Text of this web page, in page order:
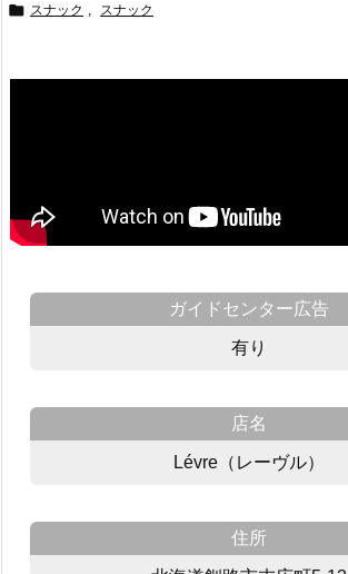
 スナック , スナック
ガイドセンター広告
有り
店名
Lévre（レーヴル）
住所